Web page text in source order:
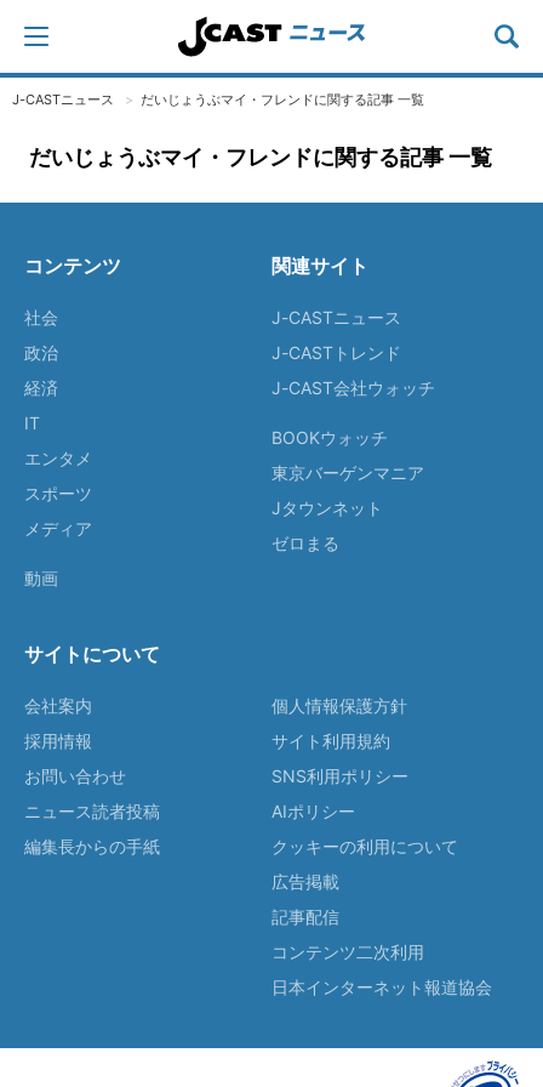
J-CASTニュース だいじょうぶマイ・フレンドに関する記事 一覧
だいじょうぶマイ・フレンドに関する記事 一覧
コンテンツ
社会
政治
経済
IT
エンタメ
スポーツ
メディア
動画
関連サイト
J-CASTニュース
J-CASTトレンド
J-CAST会社ウォッチ
BOOKウォッチ
東京バーゲンマニア
Jタウンネット
ゼロまる
サイトについて
会社案内
採用情報
お問い合わせ
ニュース読者投稿
編集長からの手紙
個人情報保護方針
サイト利用規約
SNS利用ポリシー
AIポリシー
クッキーの利用について
広告掲載
記事配信
コンテンツ二次利用
日本インターネット報道協会